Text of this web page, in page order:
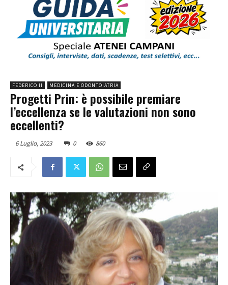
FEDERICO II MEDICINA E ODONTOIATRIA
Progetti Prin: è possibile premiare
l’eccellenza se le valutazioni non sono
eccellenti?
6 Luglio, 2023 0 860